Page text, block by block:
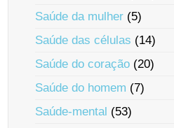
Saúde da mulher (5)
Saúde das células (14)
Saúde do coração (20)
Saúde do homem (7)
Saúde-mental (53)